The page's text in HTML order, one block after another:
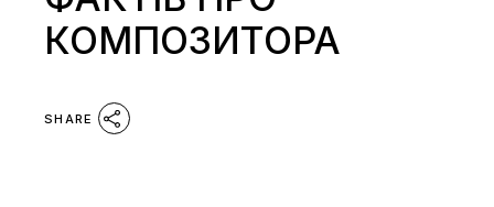
КОМПОЗИТОРА
SHARE